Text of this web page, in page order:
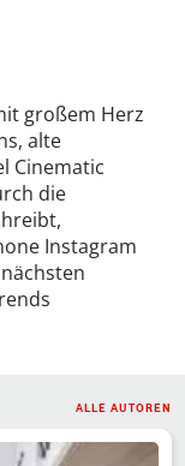
großem Herz
alte
Cinematic
die
Instagram
ALLE AUTOREN